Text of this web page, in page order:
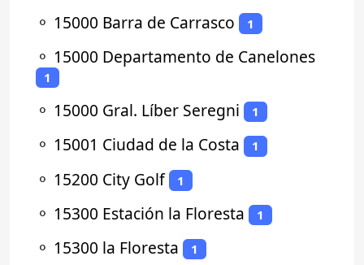
⚬ 15000 Barra de Carrasco 1
⚬ 15000 Departamento de Canelones
1
⚬ 15000 Gral. Líber Seregni 1
⚬ 15001 Ciudad de la Costa 1
⚬ 15200 City Golf 1
⚬ 15300 Estación la Floresta 1
⚬ 15300 la Floresta 1